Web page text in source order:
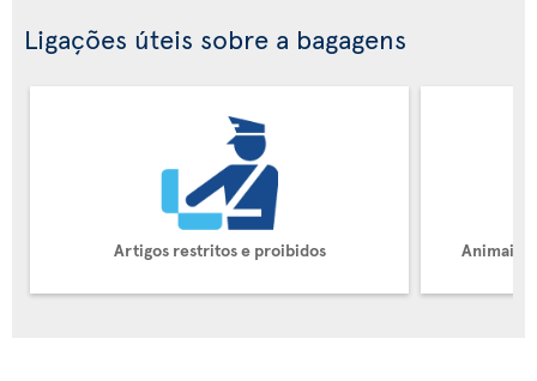
Ligações úteis sobre a bagagens
Artigos restritos e proibidos Animais